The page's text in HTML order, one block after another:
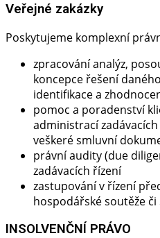
Veřejné zakázky
Poskytujeme komplexní
zpracování analýz,
koncepce řešení
identifikace a
pomoc a poradenství
administrací
veškeré smluvní
právní audity (due
zadávacích řízení
zastupování v řízení
hospodářské soutěže
INSOLVENČNÍ PRÁVO